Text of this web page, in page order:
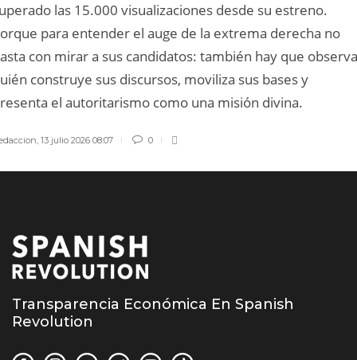
las 15.000 visualizaciones desde su estreno.
para entender el auge de la extrema derecha no
con mirar a sus candidatos: también hay que
construye sus discursos, moviliza sus bases y
el autoritarismo como una misión divina.
, 13 julio 2026 08:07 0
Transparencia Económica En Spanish
Revolution